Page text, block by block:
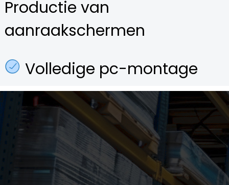
Productie van
aanraakschermen
Volledige pc-montage